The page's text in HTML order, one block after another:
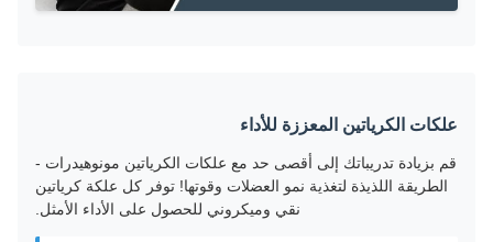
علكات الكرياتين المعززة للأداء
قم بزيادة تدريباتك إلى أقصى حد مع علكات الكرياتين مونوهيدرات -
الطريقة اللذيذة لتغذية نمو العضلات وقوتها! توفر كل علكة كرياتين
نقي وميكروني للحصول على الأداء الأمثل.